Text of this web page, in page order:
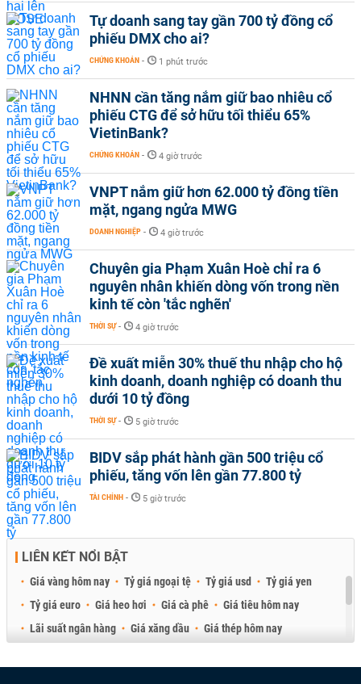
Tự doanh sang tay gần 700 tỷ đồng cổ
phiếu DMX cho ai?
CHỨNG KHOÁN - 1 phút trước
NHNN cần tăng nắm giữ bao nhiêu cổ
phiếu CTG để sở hữu tối thiểu 65%
VietinBank?
CHỨNG KHOÁN - 4 giờ trước
VNPT nắm giữ hơn 62.000 tỷ đồng tiền
mặt, ngang ngửa MWG
DOANH NGHIỆP - 4 giờ trước
Chuyên gia Phạm Xuân Hoè chỉ ra 6
nguyên nhân khiến dòng vốn trong nền
kinh tế còn 'tắc nghẽn'
THỜI SỰ - 4 giờ trước
Đề xuất miễn 30% thuế thu nhập cho hộ
kinh doanh, doanh nghiệp có doanh thu
dưới 10 tỷ đồng
THỜI SỰ - 5 giờ trước
BIDV sắp phát hành gần 500 triệu cổ
phiếu, tăng vốn lên gần 77.800 tỷ
TÀI CHÍNH - 5 giờ trước
LIÊN KẾT NỔI BẬT
Giá vàng hôm nay Tỷ giá ngoại tệ Tỷ giá usd
Tỷ giá yen
Tỷ giá euro
Giá heo hơi Giá cà phê
Giá tiêu hôm nay
Lãi suất ngân hàng
Giá xăng dầu
Giá thép hôm nay